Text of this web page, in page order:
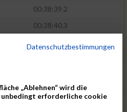
00:38:39.2
00:38:40.3
00:39:40.1
Datenschutzbestimmungen
„Ablehnen“ wird die
erforderliche cookie